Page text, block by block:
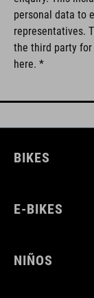
personal data to
representatives.
the third party
here. *
BIKES
E-BIKES
NIÑOS